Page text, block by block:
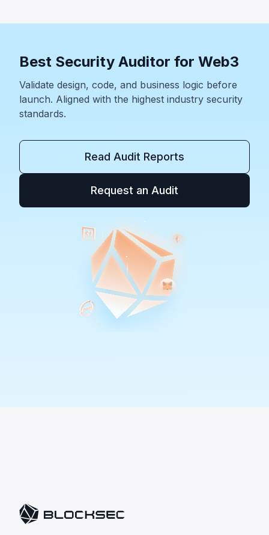
Best Security Auditor for Web3
Validate design, code, and business logic before
launch. Aligned with the highest industry security
standards.
Read Audit Reports
Request an Audit